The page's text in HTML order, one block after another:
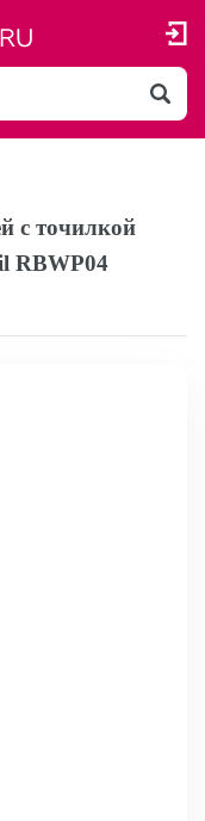
с точилкой
RBWP04